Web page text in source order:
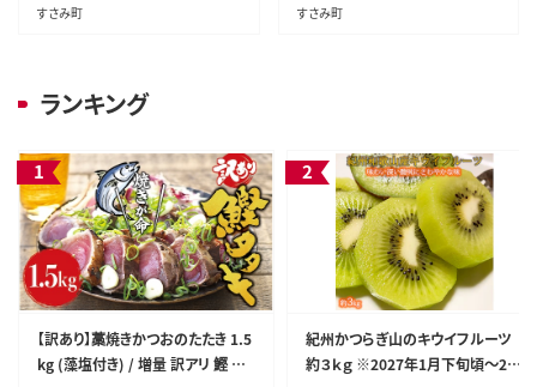
ズ混合 【12月発送】※北海道・沖
すさみ町
海道・沖縄・離島への配送不可
すさみ町
ランキング
【訳あり】藁焼きかつおのたたき 1.5
kg (藻塩付き) / 増量 訳アリ 鰹 カ
紀州かつらぎ山のキウイフルーツ
約３ｋｇ ※2027年1月下旬頃〜2月